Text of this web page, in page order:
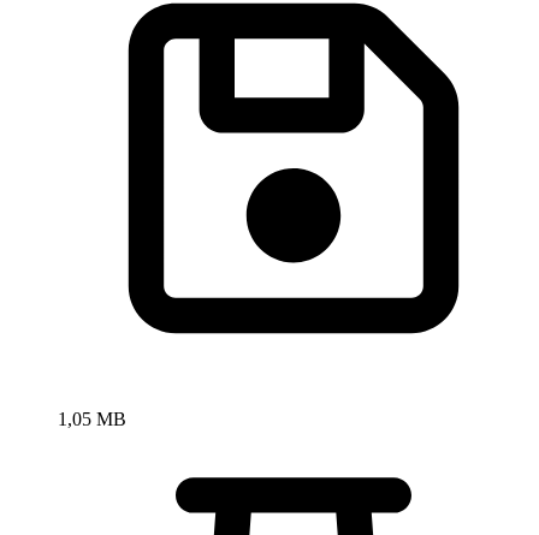
1,05 MB